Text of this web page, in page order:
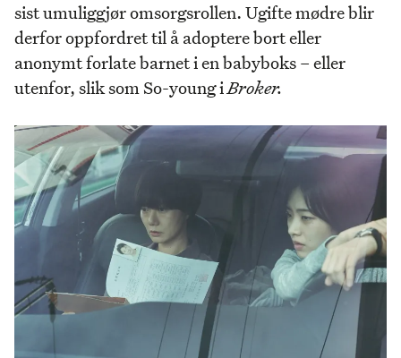
sist umuliggjør omsorgsrollen. Ugifte mødre blir
derfor oppfordret til å adoptere bort eller
anonymt forlate barnet i en babyboks – eller
utenfor, slik som So-young iBroker.